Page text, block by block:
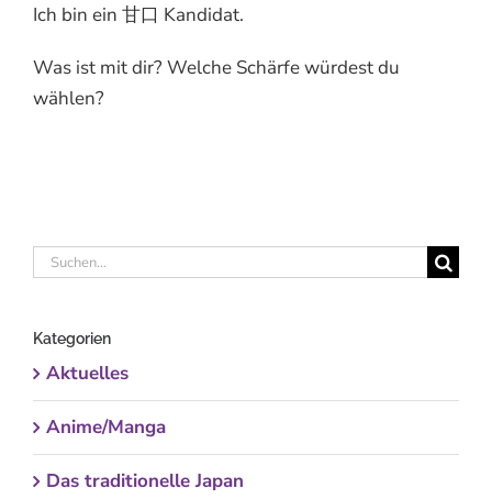
Ich bin ein 甘口 Kandidat.
Was ist mit dir? Welche Schärfe würdest du
wählen?
Suche
Kategorien
Aktuelles
Anime/Manga
Das traditionelle Japan